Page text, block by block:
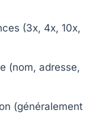
(3x, 4x, 10x,
(nom, adresse,
(généralement